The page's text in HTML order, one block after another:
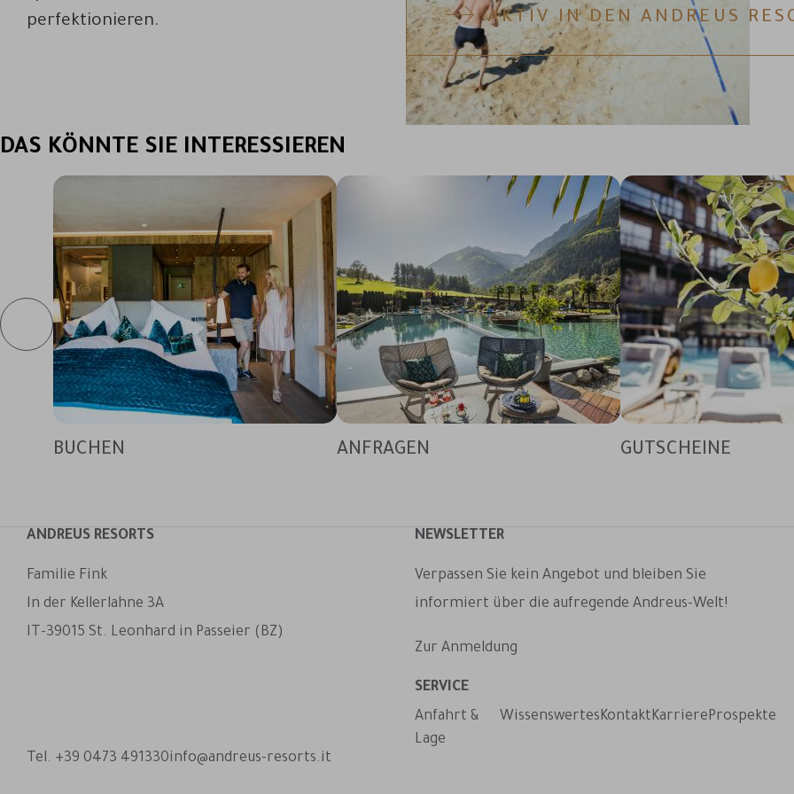
perfektionieren.
AKTIV IN DEN ANDREUS
DAS KÖNNTE SIE INTERESSIEREN
BUCHEN ANFRAGEN GUTSCHEINE
ANDREUS RESORTS
Familie Fink
In der Kellerlahne 3A
IT-39015 St. Leonhard in Passeier (BZ)
Tel. +39 0473 491330info@andreus-resorts.it
NEWSLETTER
Verpassen Sie kein Angebot und bleiben Sie
informiert über die aufregende Andreus-Welt!
Zur Anmeldung
SERVICE
Anfahrt &
Lage
WissenswertesKontaktKarriereProspekte